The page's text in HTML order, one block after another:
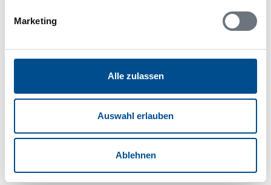
Marketing
Alle zulassen
Auswahl erlauben
Ablehnen
verhindert. Um die Funktionen nutzen zu können,
oder setzen sie auf Ihre Whitelist.
Nachdem Sie Ihre Erlaubnis gegeben
welche Funktionen genutzt werden sollen.
Belegungskalender